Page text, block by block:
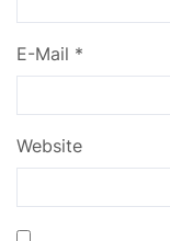
E-Mail *
Website